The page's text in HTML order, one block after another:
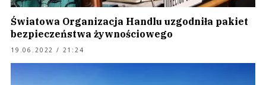
Światowa Organizacja Handlu uzgodniła pakiet
bezpieczeństwa żywnościowego
19.06.2022 / 21:24